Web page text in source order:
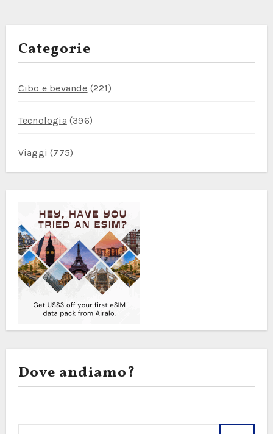
Categorie
Cibo e bevande (221)
Tecnologia (396)
Viaggi (775)
Dove andiamo?